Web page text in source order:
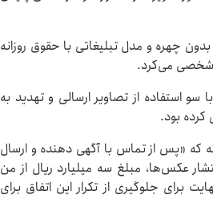
چهره و مدل تبلیغاتی با حقوق روزانه
استفاده از تصاویر ارسالی و تهدید به
کرده بود.
که «پس از تماس با آگهی دهنده و ارسال
عکس‌ها، مبلغ سه میلیارد ریال از من
برای جلوگیری از تکرار این اتفاق برای